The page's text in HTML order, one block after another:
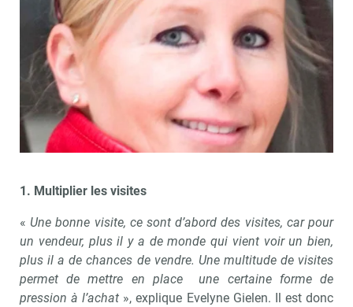
1. Multiplier les visites
« Une bonne visite, ce sont d’abord des visites, car pour
un vendeur, plus il y a de monde qui vient voir un bien,
plus il a de chances de vendre. Une multitude de visites
permet de mettre en place une certaine forme de
pression à l’achat », explique Evelyne Gielen. Il est donc